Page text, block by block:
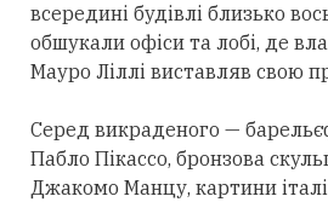
всередині будівлі близько
обшукали офіси та лобі, де
Мауро Ліллі виставляв свою
Серед викраденого —
Пабло Пікассо, бронзова
Джакомо Манцу, картини